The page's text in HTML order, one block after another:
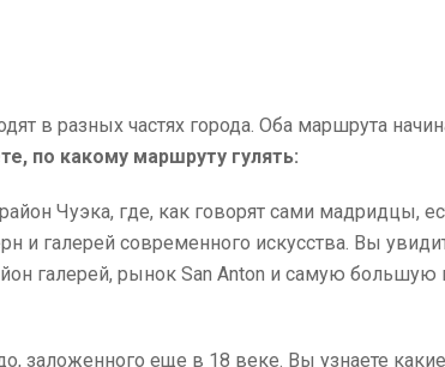
в разных частях города. Оба маршрута
по какому маршруту гулять:
Чуэка, где, как говорят сами мадридцы,
и галерей современного искусства. Вы
галерей, рынок San Anton и самую
заложенного еще в 18 веке. Вы узнаете